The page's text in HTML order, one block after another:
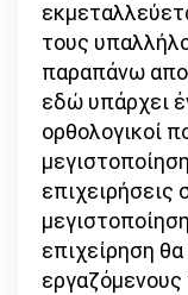
τους
παραπάνω
εδώ υπάρχει
ορθολογικοί
επιχείρηση